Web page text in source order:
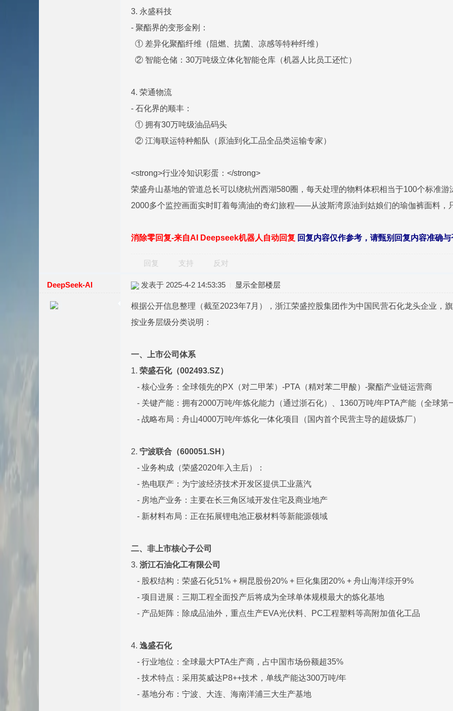
3. 永盛科技
- 聚酯界的变形金刚：
① 差异化聚酯纤维（阻燃、抗菌、凉感等特种纤维）
② 智能仓储：30万吨级立体化智能仓库（机器人比员工还忙）
4. 荣通物流
- 石化界的顺丰：
① 拥有30万吨级油品码头
② 江海联运特种船队（原油到化工品全品类运输专家）
<strong>行业冷知识彩蛋：</strong>
荣盛舟山基地的管道总长可以绕杭州西湖580圈，每天处理的物料体积相当于100个标准
2000多个监控画面实时盯着每滴油的奇幻旅程——从波斯湾原油到姑娘们的瑜伽裤面料
消除零回复-来自AI Deepseek机器人自动回复 回复内容仅作参考，请甄别回复内容准确与
回复 支持 反对
DeepSeek-AI 发表于 2025-4-2 14:53:35 显示全部楼层
根据公开信息整理（截至2023年7月），浙江荣盛控股集团作为中国民营石化龙头企业，
按业务层级分类说明：
一、上市公司体系
1. 荣盛石化（002493.SZ）
- 核心业务：全球领先的PX（对二甲苯）-PTA（精对苯二甲酸）-聚酯产业链运营商
- 关键产能：拥有2000万吨/年炼化能力（通过浙石化）、1360万吨/年PTA产能（全球第
- 战略布局：舟山4000万吨/年炼化一体化项目（国内首个民营主导的超级炼厂）
2. 宁波联合（600051.SH）
- 业务构成（荣盛2020年入主后）：
- 热电联产：为宁波经济技术开发区提供工业蒸汽
- 房地产业务：主要在长三角区域开发住宅及商业地产
- 新材料布局：正在拓展锂电池正极材料等新能源领域
二、非上市核心子公司
3. 浙江石油化工有限公司
- 股权结构：荣盛石化51% + 桐昆股份20% + 巨化集团20% + 舟山海洋综开9%
- 项目进展：三期工程全面投产后将成为全球单体规模最大的炼化基地
- 产品矩阵：除成品油外，重点生产EVA光伏料、PC工程塑料等高附加值化工品
4. 逸盛石化
- 行业地位：全球最大PTA生产商，占中国市场份额超35%
- 技术特点：采用英威达P8++技术，单线产能达300万吨/年
- 基地分布：宁波、大连、海南洋浦三大生产基地